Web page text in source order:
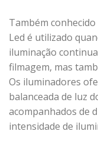
Também
Led é utilizado
iluminação
filmagem, mas
Os iluminadores
balanceada de luz
acompanhados de
intensidade de